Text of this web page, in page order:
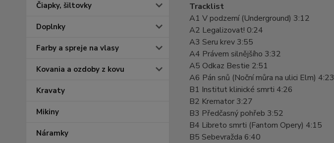
Čiapky, šiltovky
Doplnky
Farby a spreje na vlasy
Kovania a ozdoby z kovu
Kravaty
Mikiny
Náramky
Tracklist
A1 V podzemí (Underground) 3:12
A2 Legalizovat! 0:24
A3 Seru krev 3:55
A4 Právem silnějšího 3:32
A5 Odkaz Bestie 2:51
A6 Pán snů (Noční můra na ulici Elm) 4:23
B1 Institut klinické smrti 4:26
B2 Kremator 3:27
B3 Předčasný pohřeb 3:52
B4 Libreto smrti (Fantom Opery) 4:15
B5 Sebevražda 6:40